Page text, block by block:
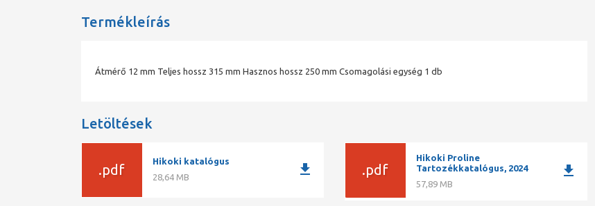
Termékleírás
Átmérő 12 mm Teljes hossz 315 mm Hasznos hossz 250 mm Csomagolási egység 1 db
Letöltések
.pdf
Hikoki katalógus
28,64 MB
download .pdf
Hikoki Proline
Tartozékkatalógus, 2024
57,89 MB
download